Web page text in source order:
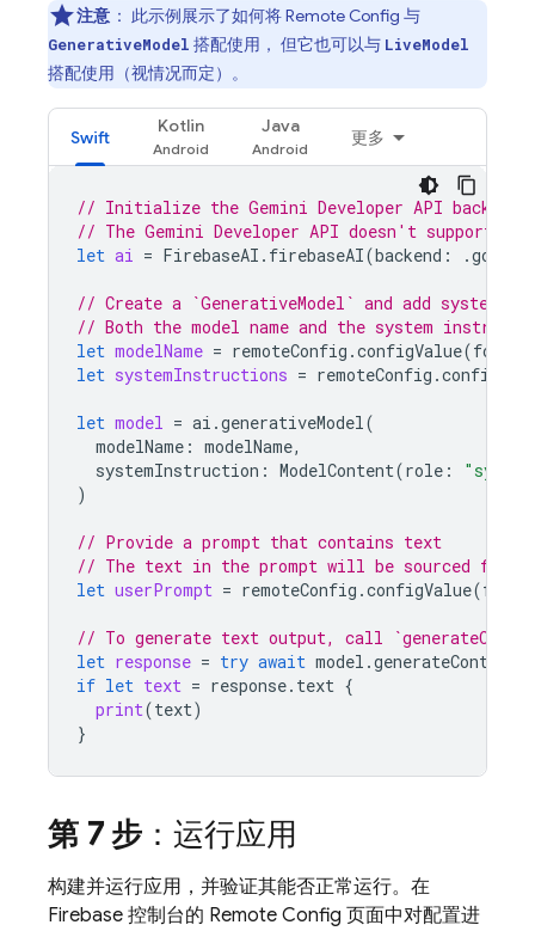
注意 ： 此示例展示了如何将Remote Config 与
GenerativeModel 搭配使用， 但它也可以与 LiveModel
搭配使用（视情况而定）。
Swift
Kotlin Java
更多
// Initialize the Gemini Developer API backend
// The Gemini Developer API doesn't support
let ai = FirebaseAI . firebaseAI(backend : .
// Create a `GenerativeModel` and add
// Both the model name and the system
let modelName = remoteConfig .configValue(forKey
let systemInstructions = remoteConfig .
let model = ai .generativeModel(
modelName : modelName,
systemInstruction : ModelContent(role :
)
// Provide a prompt that contains text
// The text in the prompt will be sourced from
let userPrompt = remoteConfig .configValue(
// To generate text output, call
let response = try await model .generateContent
if let text = response. text {
print(text)
}
第 7 步 ：运行应用
构建并运行应用，并验证其能否正常运行。在
Firebase 控制台的 Remote Config 页面中对配置进